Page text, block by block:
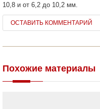
10,8 и от 6,2 до 10,2 мм.
ОСТАВИТЬ КОММЕНТАРИЙ
Похожие материалы